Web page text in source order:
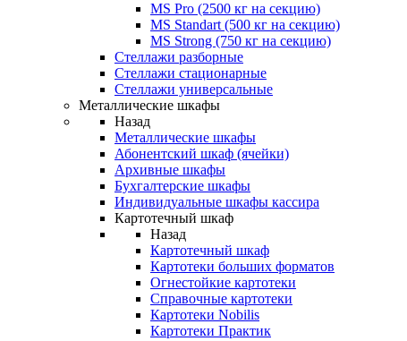
MS Pro (2500 кг на секцию)
MS Standart (500 кг на секцию)
MS Strong (750 кг на секцию)
Стеллажи разборные
Стеллажи стационарные
Стеллажи универсальные
Металлические шкафы
Назад
Металлические шкафы
Абонентский шкаф (ячейки)
Архивные шкафы
Бухгалтерские шкафы
Индивидуальные шкафы кассира
Картотечный шкаф
Назад
Картотечный шкаф
Картотеки больших форматов
Огнестойкие картотеки
Справочные картотеки
Картотеки Nobilis
Картотеки Практик